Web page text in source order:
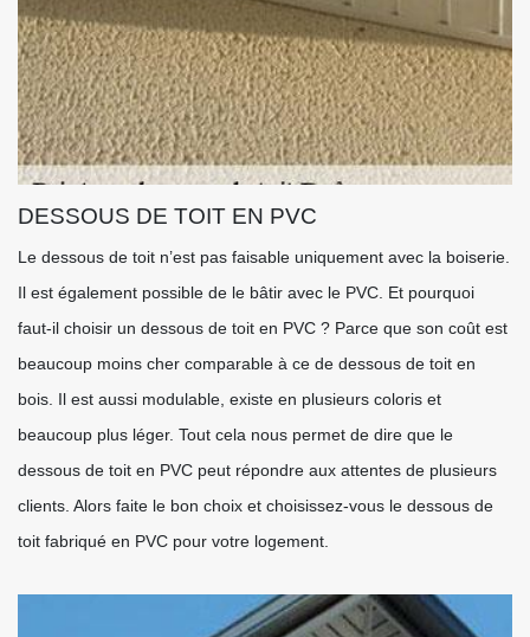
DESSOUS DE TOIT EN PVC
Le dessous de toit n’est pas faisable uniquement avec la boiserie.
Il est également possible de le bâtir avec le PVC. Et pourquoi
faut-il choisir un dessous de toit en PVC ? Parce que son coût est
beaucoup moins cher comparable à ce de dessous de toit en
bois. Il est aussi modulable, existe en plusieurs coloris et
beaucoup plus léger. Tout cela nous permet de dire que le
dessous de toit en PVC peut répondre aux attentes de plusieurs
clients. Alors faite le bon choix et choisissez-vous le dessous de
toit fabriqué en PVC pour votre logement.